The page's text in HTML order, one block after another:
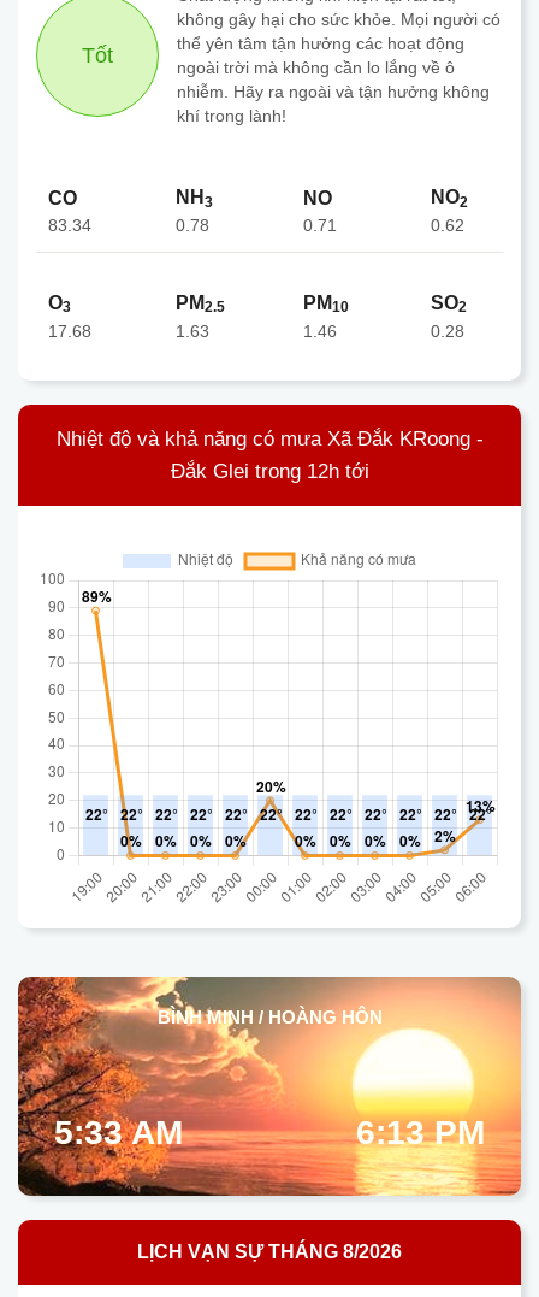
Tốt
không gây hại cho sức khỏe. Mọi người có
thể yên tâm tận hưởng các hoạt động
ngoài trời mà không cần lo lắng về ô
nhiễm. Hãy ra ngoài và tận hưởng không
khí trong lành!
CO
83.34
NH 3
0.78
NO
0.71
NO2
0.62
O3
17.68
PM2.5
1.63
PM10
1.46
SO2
0.28
Nhiệt độ và khả năng có mưa Xã Đắk KRoong -
Đắk Glei trong 12h tới
BÌNH MINH / HOÀNG HÔN
5:33 AM 6:13 PM
LỊCH VẠN SỰ THÁNG 8/2026